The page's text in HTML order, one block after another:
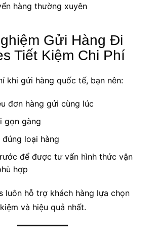
hàng thường xuyên
Gửi Hàng Đi
Tiết Kiệm Chi Phí
khi gửi hàng quốc tế, bạn nên:
đơn hàng gửi cùng lúc
gọn gàng
đúng loại hàng
để được tư vấn hình thức vận
hợp
luôn hỗ trợ khách hàng lựa chọn
và hiệu quả nhất.